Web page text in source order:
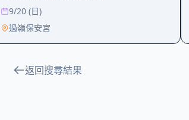
9/20 (日)
過嶺保安宮
返回搜尋結果